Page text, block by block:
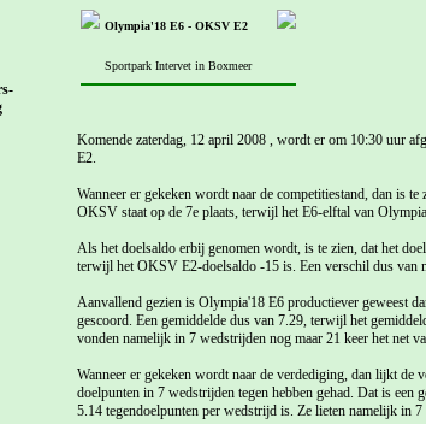
Olympia'18 E6 - OKSV E2
Sportpark Intervet in Boxmeer
Komende zaterdag, 12 april 2008 , wordt er om 10:30 uur
E2.
Wanneer er gekeken wordt naar de competitiestand, dan is
OKSV staat op de 7e plaats, terwijl het E6-elftal van
Als het doelsaldo erbij genomen wordt, is te zien, dat het
terwijl het OKSV E2-doelsaldo -15 is. Een verschil dus van
Aanvallend gezien is Olympia'18 E6 productiever geweest
gescoord. Een gemiddelde dus van 7.29, terwijl het
vonden namelijk in 7 wedstrijden nog maar 21 keer het net
Wanneer er gekeken wordt naar de verdediging, dan lijkt
doelpunten in 7 wedstrijden tegen hebben gehad. Dat is
5.14 tegendoelpunten per wedstrijd is. Ze lieten namelijk in